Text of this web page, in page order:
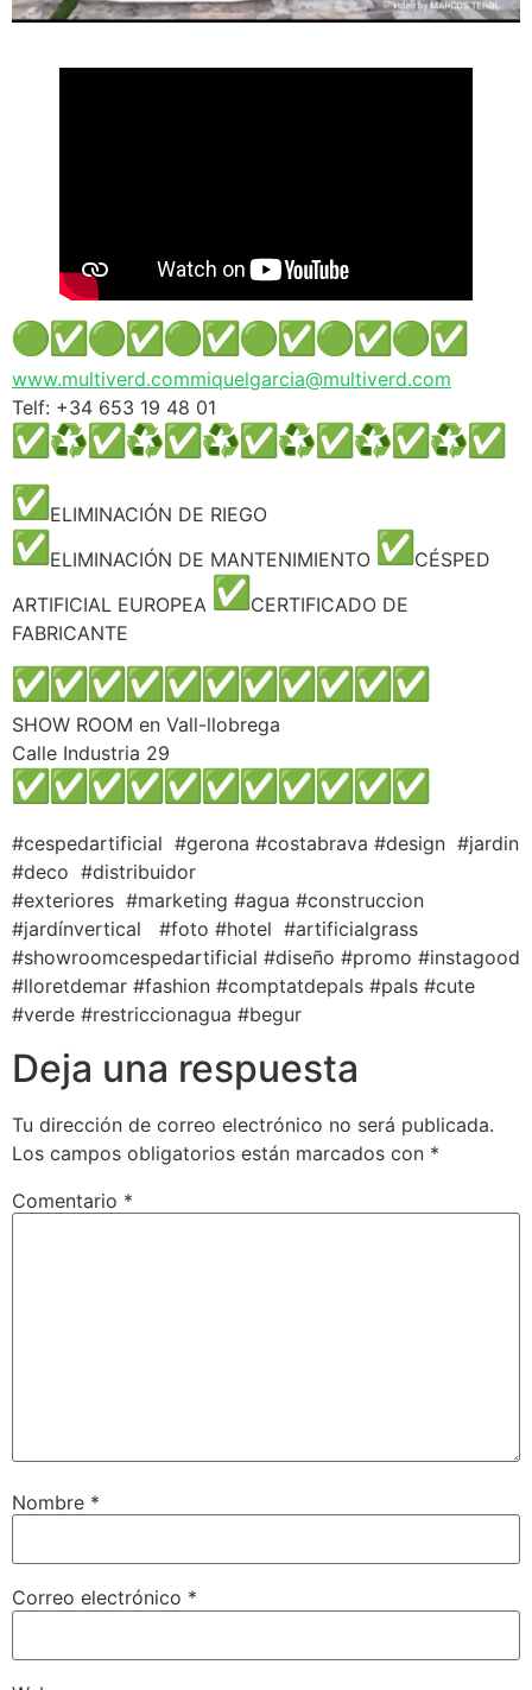
www.multiverd.commiquelgarcia@multiverd.com
Telf: +34 653 19 48 01
ELIMINACIÓN DE RIEGO
ELIMINACIÓN DE MANTENIMIENTO
CÉSPED
ARTIFICIAL EUROPEA
CERTIFICADO DE
FABRICANTE
SHOW ROOM en Vall-llobrega
Calle Industria 29
#cespedartificial #gerona #costabrava #design #jardin
#deco #distribuidor
#exteriores #marketing #agua #construccion
#jardínvertical #foto #hotel #artificialgrass
#showroomcespedartificial #diseño #promo #instagood
#lloretdemar #fashion #comptatdepals #pals #cute
#verde #restriccionagua #begur
Deja una respuesta
Tu dirección de correo electrónico no será publicada.
Los campos obligatorios están marcados con *
Comentario *
Nombre *
Correo electrónico *